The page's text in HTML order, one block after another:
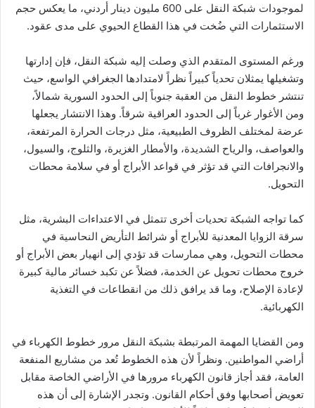
لموجودات شبكة النقل على 600 مليون دينار أردني، ما يعكس حجم
الاستثمارات التي ضُخت في هذا القطاع الحيوي على مدى عقود.
ورغم المستوى المتقدم الذي وصلت إليه شبكة النقل، فإن إدارتها
وتشغيلها يمثلان تحدياً كبيراً نظراً لامتدادها الجغرافي الواسع، حيث
تنتشر خطوط النقل من العقبة جنوباً إلى الحدود السورية شمالاً،
ومن الأغوار غرباً إلى الحدود العراقية شرقاً. وهذا الانتشار يجعلها
عرضة لمختلف الظروف الطبيعية، مثل درجات الحرارة المرتفعة،
والعواصف، والرياح الشديدة، والأمطار الغزيرة، والثلوج، والسيول،
والانجرافات التي قد تؤثر في قواعد الأبراج أو في سلامة محطات
التحويل.
كما تواجه الشبكة تحديات أخرى تتمثل في الاعتداءات البشرية، مثل
سرقة الزوايا المعدنية للأبراج أو شرائط التأريض النحاسية في
محطات التحويل، وهي ممارسات قد تؤدي إلى انهيار بعض الأبراج أو
خروج محطات تحويل عن الخدمة، فضلاً عن تكبد خسائر مالية كبيرة
لإعادة الإصلاح، وما قد يرافق ذلك من انقطاعات في التغذية
الكهربائية.
ومن القضايا المهمة المرتبطة بشبكة النقل مرور خطوط الكهرباء في
أراضي المواطنين. ونظراً لأن هذه الخطوط تُعد من مشاريع المنفعة
العامة، فقد أجاز قانون الكهرباء مرورها في الأراضي الخاصة مقابل
تعويض أصحابها وفق أحكام القانون. وتجدر الإشارة إلى أن هذه